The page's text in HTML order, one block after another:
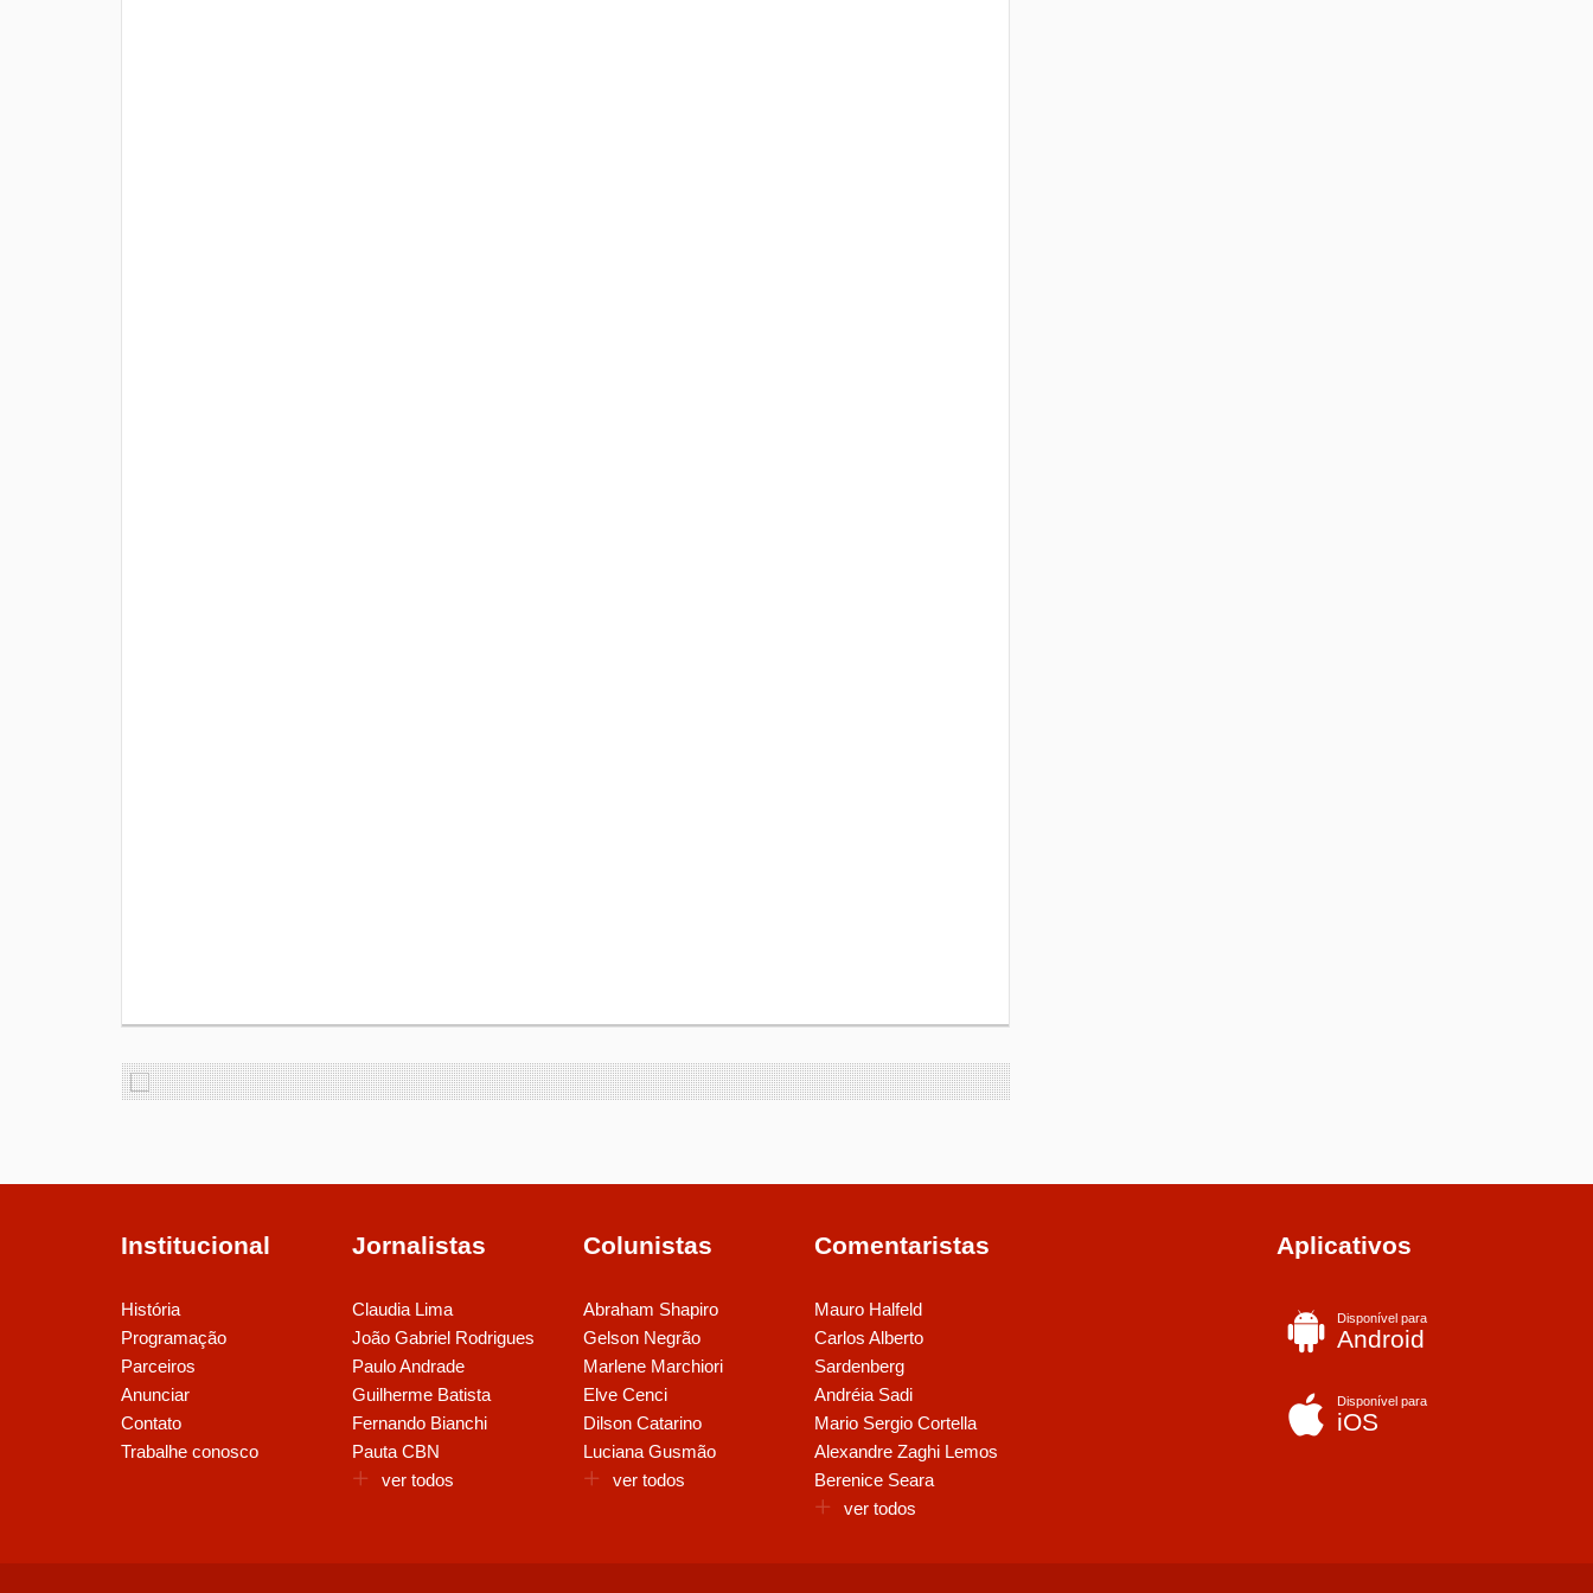
Institucional
História
Programação
Parceiros
Anunciar
Contato
Trabalhe conosco
Jornalistas
Claudia Lima
João Gabriel Rodrigues
Paulo Andrade
Guilherme Batista
Fernando Bianchi
Pauta CBN
ver todos
Colunistas
Abraham Shapiro
Gelson Negrão
Marlene Marchiori
Elve Cenci
Dilson Catarino
Luciana Gusmão
ver todos
Comentaristas
Mauro Halfeld
Carlos Alberto
Sardenberg
Andréia Sadi
Mario Sergio Cortella
Alexandre Zaghi Lemos
Berenice Seara
ver todos
Aplicativos
Disponível para
Android
Disponível para
iOS